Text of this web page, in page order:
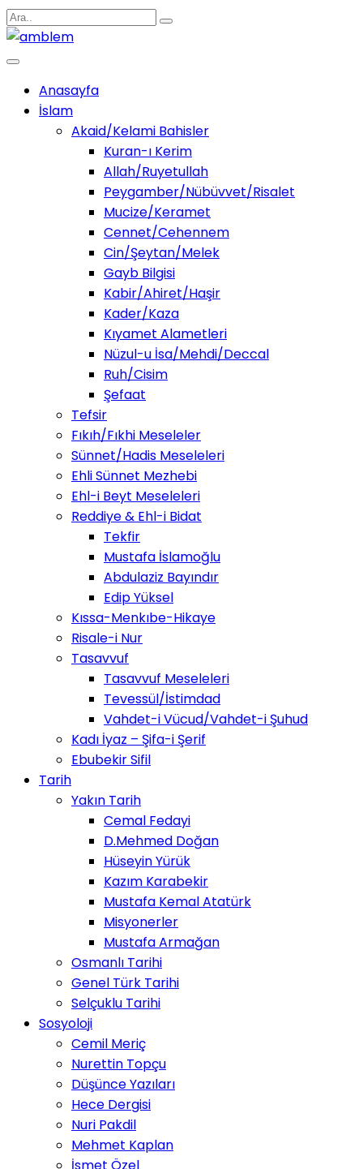
Anasayfa
İslam
Akaid/Kelami Bahisler
Kuran-ı Kerim
Allah/Ruyetullah
Peygamber/Nübüvvet/Risalet
Mucize/Keramet
Cennet/Cehennem
Cin/Şeytan/Melek
Gayb Bilgisi
Kabir/Ahiret/Haşir
Kader/Kaza
Kıyamet Alametleri
Nüzul-u İsa/Mehdi/Deccal
Ruh/Cisim
Şefaat
Tefsir
Fıkıh/Fıkhi Meseleler
Sünnet/Hadis Meseleleri
Ehli Sünnet Mezhebi
Ehl-i Beyt Meseleleri
Reddiye & Ehl-i Bidat
Tekfir
Mustafa İslamoğlu
Abdulaziz Bayındır
Edip Yüksel
Kıssa-Menkıbe-Hikaye
Risale-i Nur
Tasavvuf
Tasavvuf Meseleleri
Tevessül/İstimdad
Vahdet-i Vücud/Vahdet-i Şuhud
Kadı İyaz – Şifa-i Şerif
Ebubekir Sifil
Tarih
Yakın Tarih
Cemal Fedayi
D.Mehmed Doğan
Hüseyin Yürük
Kazım Karabekir
Mustafa Kemal Atatürk
Misyonerler
Mustafa Armağan
Osmanlı Tarihi
Genel Türk Tarihi
Selçuklu Tarihi
Sosyoloji
Cemil Meriç
Nurettin Topçu
Düşünce Yazıları
Hece Dergisi
Nuri Pakdil
Mehmet Kaplan